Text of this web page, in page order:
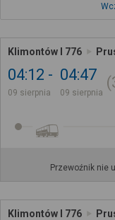
Klimontów I 776
04:12
09 sierpnia
04:47
09 sierpnia
Przewoźnik nie
Klimontów I 776